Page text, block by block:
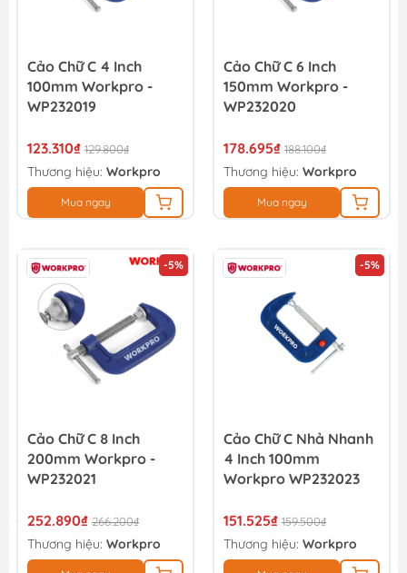
Cảo Chữ C 4 Inch
100mm Workpro -
WP232019
123.310₫ 129.800₫
Thương hiệu: Workpro
Mua ngay
Cảo Chữ C 6 Inch
150mm Workpro -
WP232020
178.695₫ 188.100₫
Thương hiệu: Workpro
Mua ngay
-5%
Cảo Chữ C 8 Inch
200mm Workpro -
WP232021
252.890₫ 266.200₫
Thương hiệu: Workpro
-5%
Cảo Chữ C Nhả Nhanh
4 Inch 100mm
Workpro WP232023
151.525₫ 159.500₫
Thương hiệu: Workpro